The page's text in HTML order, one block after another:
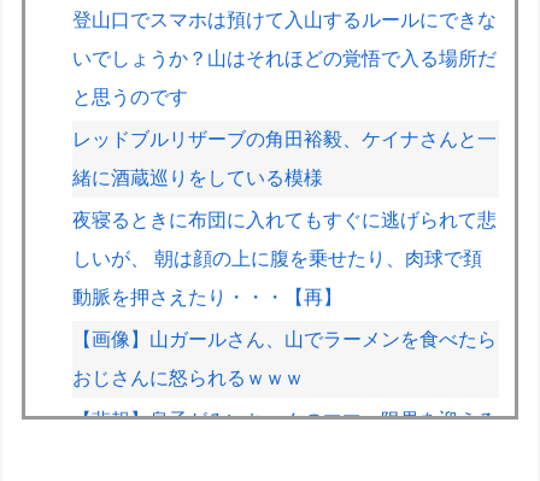
登山口でスマホは預けて入山するルールにできな
いでしょうか？山はそれほどの覚悟で入る場所だ
と思うのです
レッドブルリザーブの角田裕毅、ケイナさんと一
緒に酒蔵巡りをしている模様
夜寝るときに布団に入れてもすぐに逃げられて悲
しいが、 朝は顔の上に腹を乗せたり、肉球で頚
動脈を押さえたり・・・【再】
【画像】山ガールさん、山でラーメンを食べたら
おじさんに怒られるｗｗｗ
【悲報】息子がみいちゃんのママ、限界を迎える